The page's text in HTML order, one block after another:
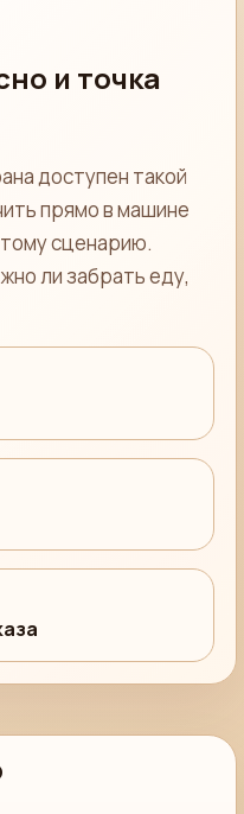
и точка
доступен такой
прямо в машине
сценарию.
ли забрать еду,